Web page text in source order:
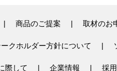
商品のご提案 取材のお
クホルダー方針について
際して 企業情報 採